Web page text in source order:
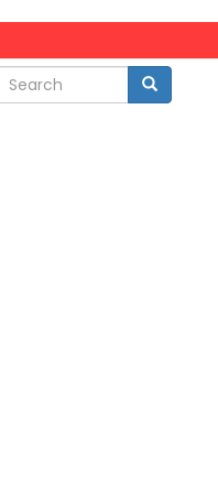
Search